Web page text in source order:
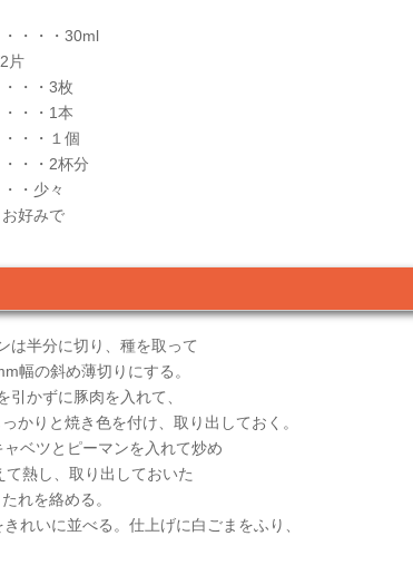
・・・30ml
片
・・3枚
・・1本
・・１個
・・2杯分
・少々
好みで
は半分に切り、種を取って
幅の斜め薄切りにする。
引かずに豚肉を入れて、
かりと焼き色を付け、取り出しておく。
ベツとピーマンを入れて炒め
熱し、取り出しておいた
れを絡める。
れいに並べる。仕上げに白ごまをふり、